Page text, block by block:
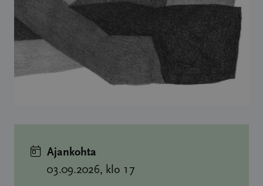
Ajankohta
03.09.2026, klo 17